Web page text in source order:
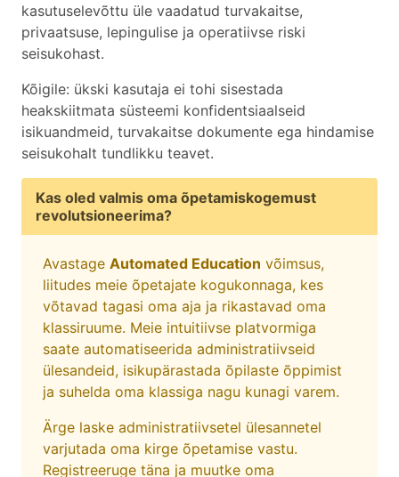
kasutuselevõttu üle vaadatud turvakaitse,
privaatsuse, lepingulise ja operatiivse riski
seisukohast.
Kõigile: ükski kasutaja ei tohi sisestada
heakskiitmata süsteemi konfidentsiaalseid
isikuandmeid, turvakaitse dokumente ega hindamise
seisukohalt tundlikku teavet.
Kas oled valmis oma õpetamiskogemust
revolutsioneerima?
Avastage Automated Education võimsus,
liitudes meie õpetajate kogukonnaga, kes
võtavad tagasi oma aja ja rikastavad oma
klassiruume. Meie intuitiivse platvormiga
saate automatiseerida administratiivseid
ülesandeid, isikupärastada õpilaste õppimist
ja suhelda oma klassiga nagu kunagi varem.
Ärge laske administratiivsetel ülesannetel
varjutada oma kirge õpetamise vastu.
Registreeruge täna ja muutke oma